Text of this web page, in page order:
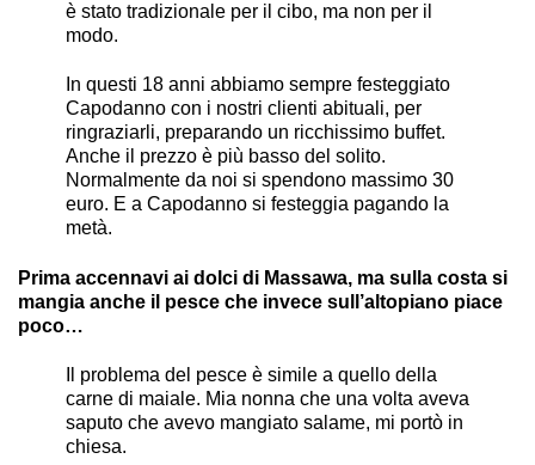
è stato tradizionale per il cibo, ma non per il
modo.
In questi 18 anni abbiamo sempre festeggiato
Capodanno con i nostri clienti abituali, per
ringraziarli, preparando un ricchissimo buffet.
Anche il prezzo è più basso del solito.
Normalmente da noi si spendono massimo 30
euro. E a Capodanno si festeggia pagando la
metà.
Prima accennavi ai dolci di Massawa, ma sulla costa si
mangia anche il pesce che invece sull’altopiano piace
poco…
Il problema del pesce è simile a quello della
carne di maiale. Mia nonna che una volta aveva
saputo che avevo mangiato salame, mi portò in
chiesa.